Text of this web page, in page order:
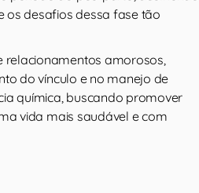
os desafios dessa fase tão
relacionamentos amorosos,
do vínculo e no manejo de
química, buscando promover
vida mais saudável e com